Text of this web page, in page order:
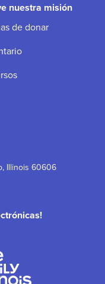
Illinois 60606
nuestra misión
de donar